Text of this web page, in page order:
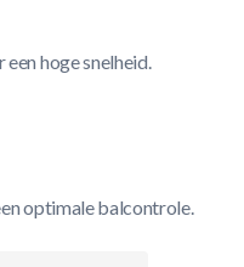
hoge snelheid.
optimale balcontrole.